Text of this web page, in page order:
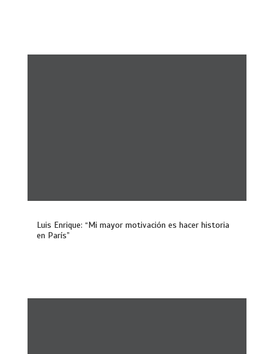
Luis Enrique: “Mi mayor motivación es hacer historia
en París”